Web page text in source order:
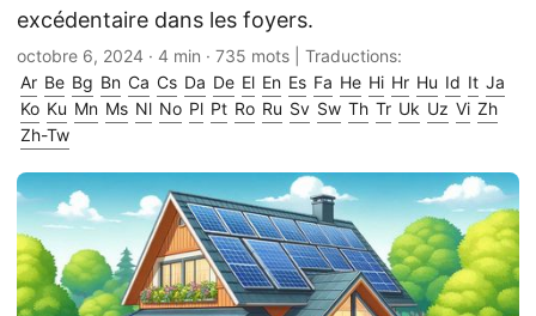
excédentaire dans les foyers.
octobre 6, 2024 · 4 min · 735 mots | Traductions:
Ar Be Bg Bn Ca Cs Da De El En Es Fa He Hi Hr Hu Id It Ja
Ko Ku Mn Ms Nl No Pl Pt Ro Ru Sv Sw Th Tr Uk Uz Vi Zh
Zh-Tw